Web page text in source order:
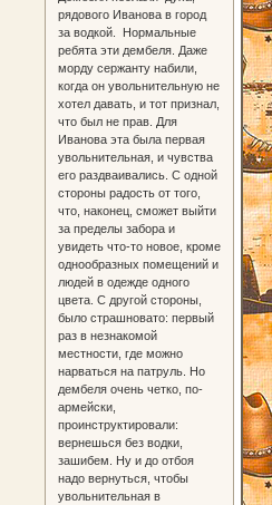
рядового Иванова в город
за водкой. Нормальные
ребята эти дембеля. Даже
морду сержанту набили,
когда он увольнительную не
хотел давать, и тот признал,
что был не прав. Для
Иванова эта была первая
увольнительная, и чувства
его раздваивались. С одной
стороны радость от того,
что, наконец, сможет выйти
за пределы забора и
увидеть что-то новое, кроме
однообразных помещений и
людей в одежде одного
цвета. С другой стороны,
было страшновато: первый
раз в незнакомой
местности, где можно
нарваться на патруль. Но
дембеля очень четко, по-
армейски,
проинструктировали:
вернешься без водки,
зашибем. Ну и до отбоя
надо вернуться, чтобы
увольнительная в